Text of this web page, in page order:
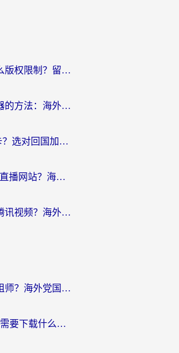
酷狗在海外用怎么版权限制？留学生亲测：3步解决听国内音乐难题
国外用微信加速器的方法：海外党无缝连接国内生活的实用指南
国外看芒果tv总卡？选对回国加速器，轻松追《浪姐》不费劲
在国外怎么看nba直播网站？海外党专属体育观赛指南，告别地区限制！
国外怎么看手机腾讯视频？海外党亲测有效的追剧加速器选择指南
德国怎么玩最强祖师？海外党国服游戏加速器选择全攻略（附宝可梦Online实测）
在国外玩QQ飞车需要下载什么加速器呢？海外党亲测有效的国服游戏加速指南